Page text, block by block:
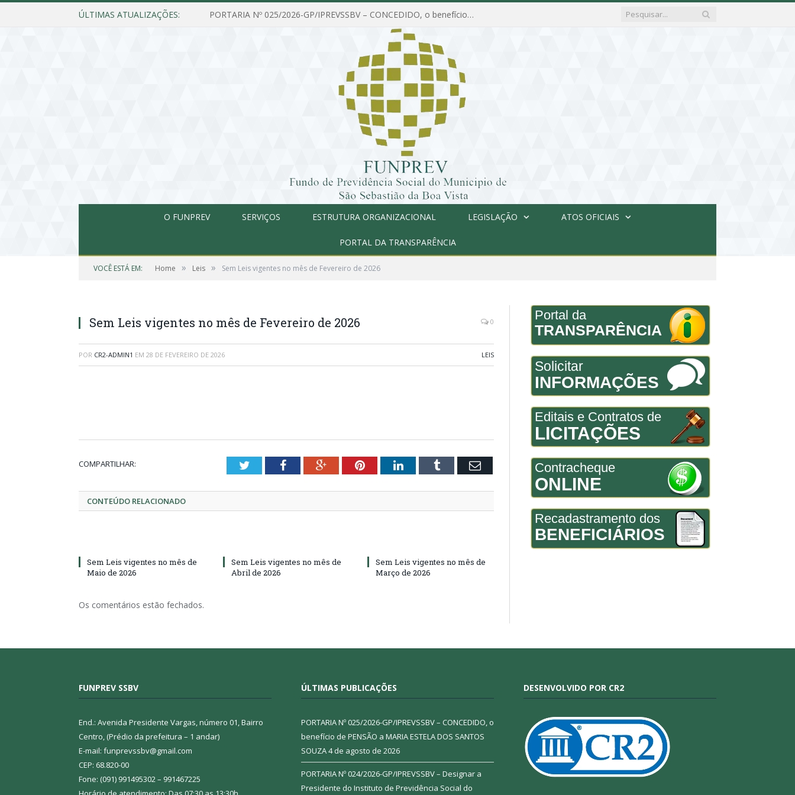
ÚLTIMAS ATUALIZAÇÕES: PORTARIA Nº 025/2026-GP/IPREVSSBV – CONCEDIDO, o benefício de PENSÃO a MARIA ESTELA DOS SANTOS SOUZA
O FUNPREV SERVIÇOS ESTRUTURA ORGANIZACIONAL LEGISLAÇÃO ATOS OFICIAIS
PORTAL DA TRANSPARÊNCIA
VOCÊ ESTÁ EM: Home » Leis » Sem Leis vigentes no mês de Fevereiro de 2026
Sem Leis vigentes no mês de Fevereiro de 2026 0
POR CR2-ADMIN1 EM 28 DE FEVEREIRO DE 2026 LEIS
COMPARTILHAR: TwitterFacebookGoogle+PinterestLinkedInTumblr Email
CONTEÚDO RELACIONADO
Sem Leis vigentes no mês de
Maio de 2026
Sem Leis vigentes no mês de
Abril de 2026
Sem Leis vigentes no mês de
Março de 2026
Os comentários estão fechados.
Portal da
TRANSPARÊNCIA
Solicitar
INFORMAÇÕES
Editais e Contratos de
LICITAÇÕES
Contracheque
ONLINE
Recadastramento dos
BENEFICIÁRIOS
FUNPREV SSBV
End.: Avenida Presidente Vargas, número 01, Bairro
Centro, (Prédio da prefeitura – 1 andar)
E-mail: funprevssbv@gmail.com
CEP: 68.820-00
Fone: (091) 991495302 – 991467225
ÚLTIMAS PUBLICAÇÕES
PORTARIA Nº 025/2026-GP/IPREVSSBV – CONCEDIDO, o
benefício de PENSÃO a MARIA ESTELA DOS SANTOS
SOUZA4 de agosto de 2026
PORTARIA Nº 024/2026-GP/IPREVSSBV – Designar a
Presidente do Instituto de Previdência Social do
DESENVOLVIDO POR CR2